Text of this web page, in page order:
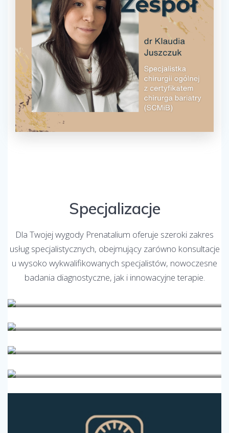
Specjalizacje
Dla Twojej wygody Prenatalium oferuje szeroki zakres
usług specjalistycznych, obejmujący zarówno konsultacje
u wysoko wykwalifikowanych specjalistów, nowoczesne
badania diagnostyczne, jak i innowacyjne terapie.